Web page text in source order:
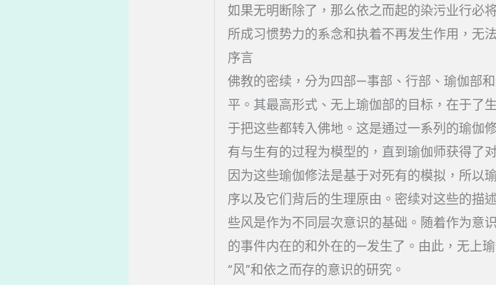
如果无明断除了，那么依之而起的染污业行必
所成习惯势力的系念和执着不再发生作用，无
序言
佛教的密续，分为四部—事部、行部、瑜伽部
平。其最高形式、无上瑜伽部的目标，在于了
于把这些都转入佛地。这是通过一系列的瑜伽
有与生有的过程为模型的，直到瑜伽师获得了
因为这些瑜伽修法是基于对死有的模拟，所以
序以及它们背后的生理原由。密续对这些的描
些风是作为不同层次意识的基础。随着作为意
的事件内在的和外在的—发生了。由此，无上
“风”和依之而存的意识的研究。